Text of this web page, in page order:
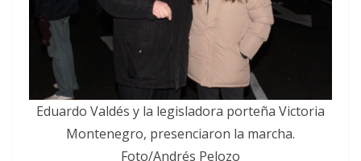
Eduardo Valdés y la legisladora porteña Victoria
Montenegro, presenciaron la marcha.
Foto/Andrés Pelozo